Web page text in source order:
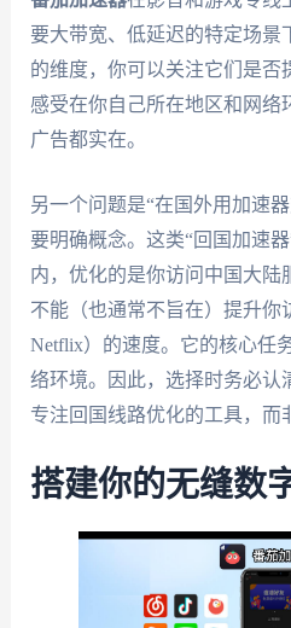
要大带宽、低延迟的特定场景
的维度，你可以关注它们是否
感受在你自己所在地区和网络
广告都实在。
另一个问题是“在国外用加速
要明确概念。这类“回国加速
内，优化的是你访问中国大陆
不能（也通常不旨在）提升你
Netflix）的速度。它的核心任
络环境。因此，选择时务必认
专注回国线路优化的工具，而
搭建你的无缝数